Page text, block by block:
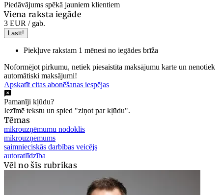
Piedāvājums spēkā jauniem klientiem
Viena raksta iegāde
3 EUR / gab.
Lasīt!
Piekļuve rakstam 1 mēnesi no iegādes brīža
Noformējot pirkumu, netiek piesaistīta maksājumu karte un nenotiek
automātiski maksājumi!
Apskatīt citas abonēšanas iespējas
Pamanīji kļūdu?
Iezīmē tekstu un spied "ziņot par kļūdu".
Tēmas
mikrouzņēmumu nodoklis
mikrouzņēmums
saimnieciskās darbības veicējs
autoratlīdzība
Vēl no šīs rubrikas